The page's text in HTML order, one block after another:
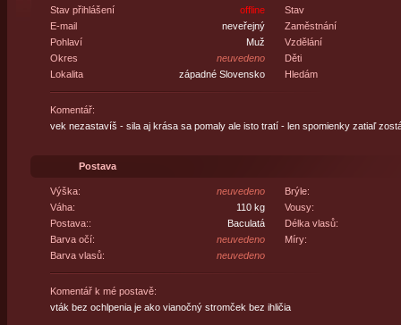
Stav přihlášení
offline
E-mail
neveřejný
Pohlaví
Muž
Okres
neuvedeno
Lokalita
západné Slovensko
Stav
Zaměstnání
Vzdělání
Děti
Hledám
Komentář:
vek nezastavíš - sila aj krása sa pomaly ale isto tratí - len spomienky zatiaľ
Postava
Výška:
neuvedeno
Váha:
110 kg
Postava::
Baculatá
Barva očí:
neuvedeno
Barva vlasů:
neuvedeno
Brýle:
Vousy:
Délka vlasů:
Míry:
Komentář k mé postavě:
vták bez ochlpenia je ako vianočný stromček bez ihličia